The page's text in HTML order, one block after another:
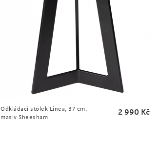
Odkládací stolek Linea, 37 cm,
masiv Sheesham
2 990 Kč